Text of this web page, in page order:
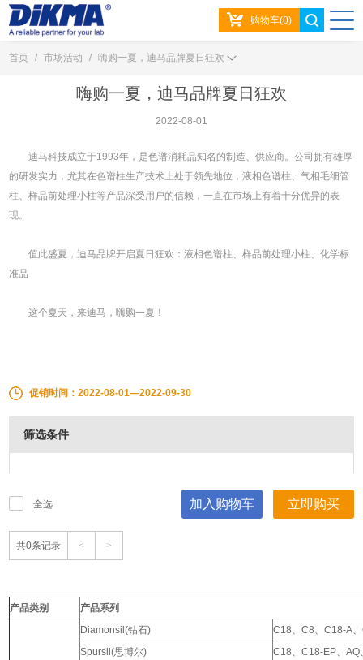
购物车(0)
首页 / 市场活动 / 嗨购一夏，迪马品牌夏日狂欢
嗨购一夏，迪马品牌夏日狂欢
2022-08-01
迪马科技成立于1993年，是色谱消耗品知名的制造、供应商。公司拥有雄厚
的研发实力，尤其在色谱柱生产技术上处于领先地位，液相色谱柱、气相毛细管
柱、样品前处理小柱等产品深受用户的信赖，一直在市场上有着十分优异的表
现。
值此盛夏，迪马品牌开启夏日狂欢：液相色谱柱、样品前处理小柱、化学标
准品
这个夏天，来迪马，嗨购一夏！
促销时间：2022-08-01—2022-09-30
筛选条件
全选 加入购物车 立即购买
共0条记录 < >
产品类别 产品系列
Diamonsil(钻石)
C18、C8、C18-A
Spursil(思博尔)
C18、C18-EP、